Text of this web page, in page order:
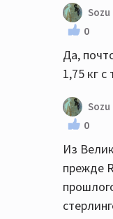
Sozu
0
Да,
1,75 кг
Sozu
0
Из
прежде